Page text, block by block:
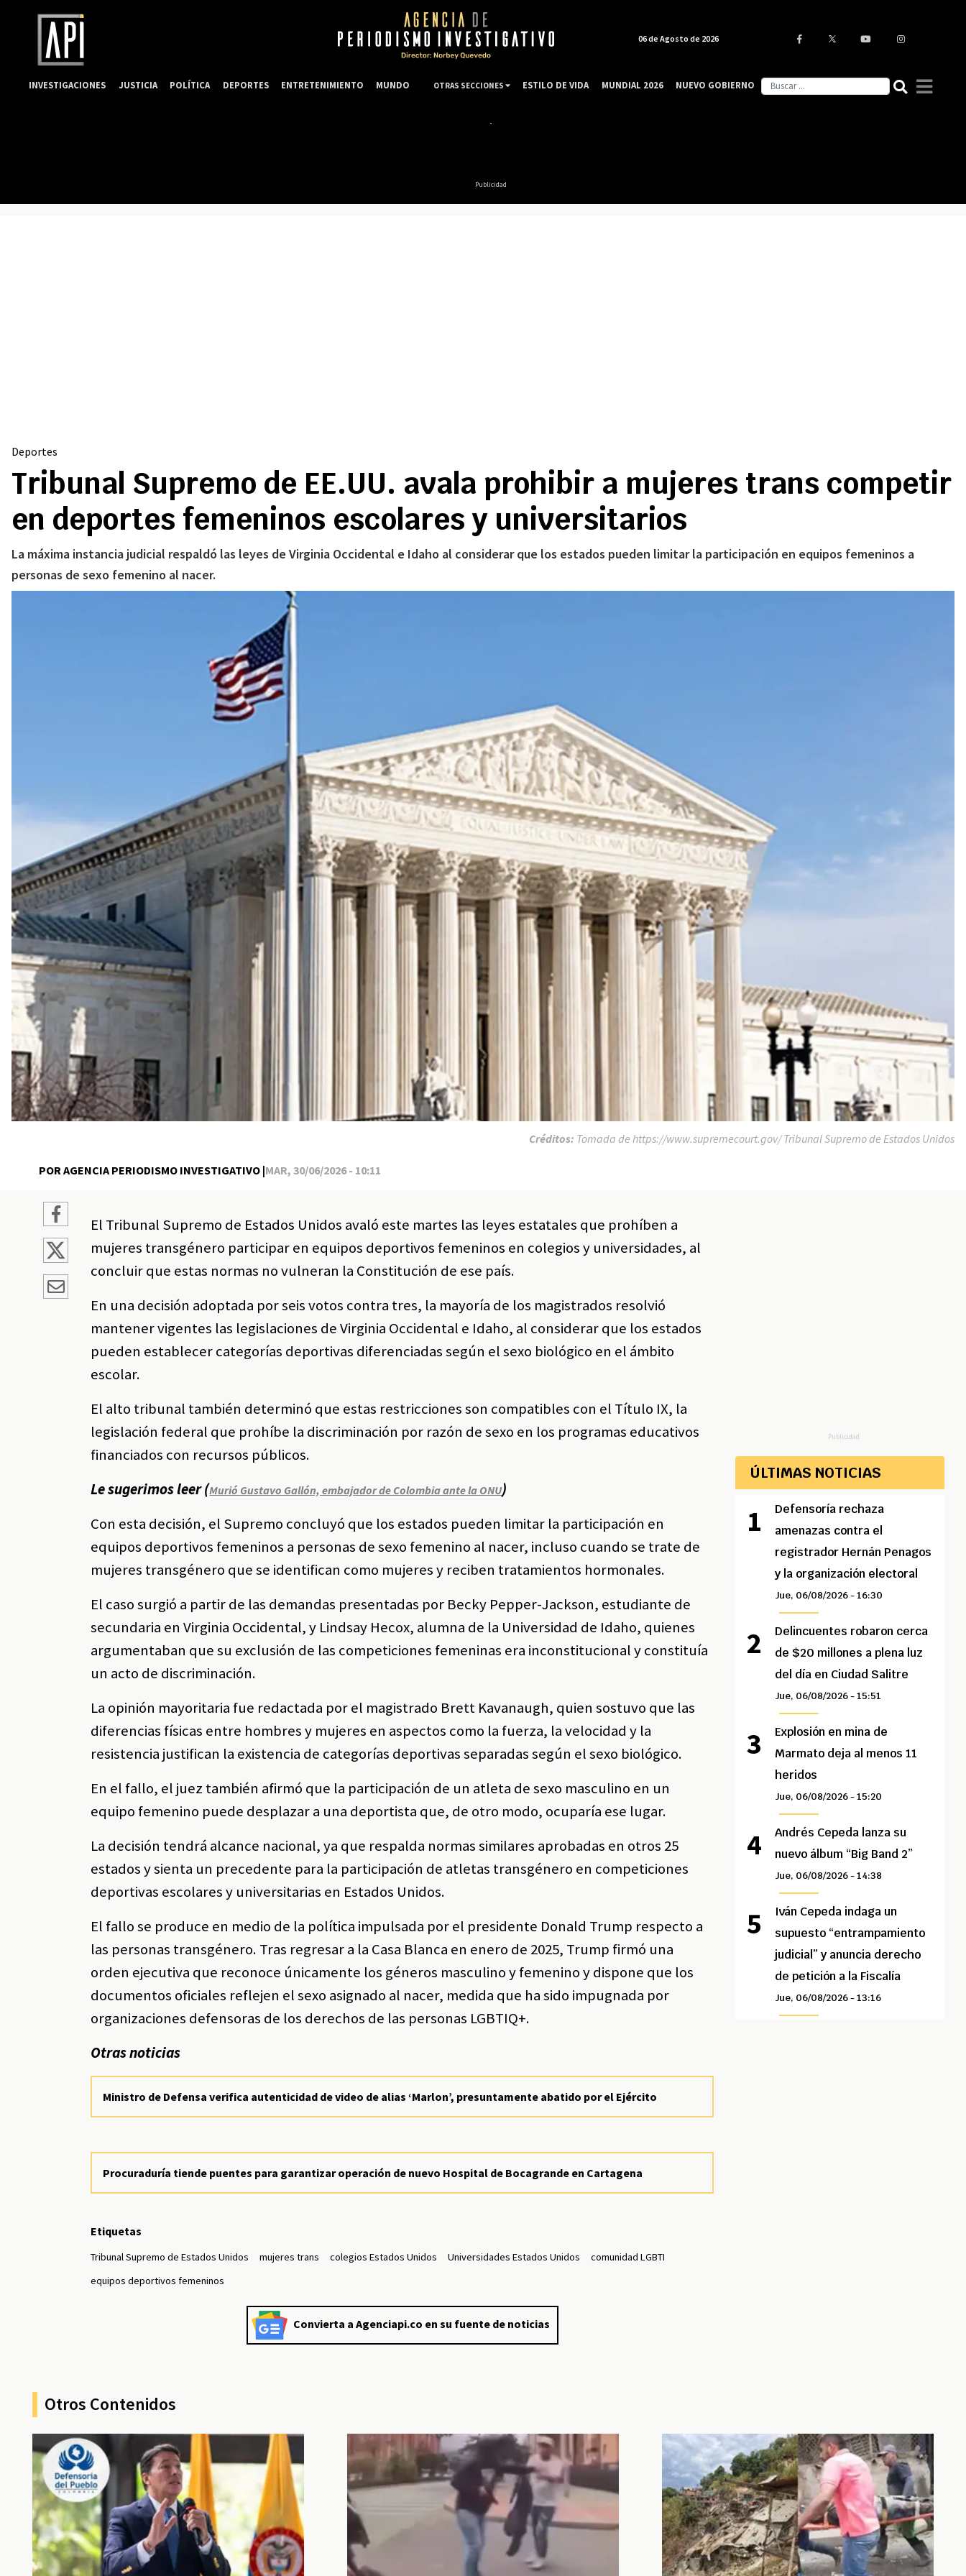
Publicidad
Deportes
Tribunal Supremo de EE.UU. avala prohibir a mujeres trans competir
en deportes femeninos escolares y universitarios
La máxima instancia judicial respaldó las leyes de Virginia Occidental e Idaho al considerar que los estados pueden limitar la participación en equipos femeninos a
personas de sexo femenino al nacer.
POR AGENCIA PERIODISMO INVESTIGATIVO |MAR, 30/06/2026 - 10:11
Créditos: Tomada de https://www.supremecourt.gov/ Tribunal Supremo de Estados Unidos
El Tribunal Supremo de Estados Unidos avaló este martes las leyes estatales que prohíben a
mujeres transgénero participar en equipos deportivos femeninos en colegios y universidades, al
concluir que estas normas no vulneran la Constitución de ese país.
En una decisión adoptada por seis votos contra tres, la mayoría de los magistrados resolvió
mantener vigentes las legislaciones de Virginia Occidental e Idaho, al considerar que los estados
pueden establecer categorías deportivas diferenciadas según el sexo biológico en el ámbito
escolar.
El alto tribunal también determinó que estas restricciones son compatibles con el Título IX, la
legislación federal que prohíbe la discriminación por razón de sexo en los programas educativos
financiados con recursos públicos.
Le sugerimos leer (Murió Gustavo Gallón, embajador de Colombia ante la ONU)
Con esta decisión, el Supremo concluyó que los estados pueden limitar la participación en
equipos deportivos femeninos a personas de sexo femenino al nacer, incluso cuando se trate de
mujeres transgénero que se identifican como mujeres y reciben tratamientos hormonales.
El caso surgió a partir de las demandas presentadas por Becky Pepper-Jackson, estudiante de
secundaria en Virginia Occidental, y Lindsay Hecox, alumna de la Universidad de Idaho, quienes
argumentaban que su exclusión de las competiciones femeninas era inconstitucional y constituía
un acto de discriminación.
La opinión mayoritaria fue redactada por el magistrado Brett Kavanaugh, quien sostuvo que las
diferencias físicas entre hombres y mujeres en aspectos como la fuerza, la velocidad y la
resistencia justifican la existencia de categorías deportivas separadas según el sexo biológico.
En el fallo, el juez también afirmó que la participación de un atleta de sexo masculino en un
equipo femenino puede desplazar a una deportista que, de otro modo, ocuparía ese lugar.
La decisión tendrá alcance nacional, ya que respalda normas similares aprobadas en otros 25
estados y sienta un precedente para la participación de atletas transgénero en competiciones
deportivas escolares y universitarias en Estados Unidos.
El fallo se produce en medio de la política impulsada por el presidente Donald Trump respecto a
las personas transgénero. Tras regresar a la Casa Blanca en enero de 2025, Trump firmó una
orden ejecutiva que reconoce únicamente los géneros masculino y femenino y dispone que los
documentos oficiales reflejen el sexo asignado al nacer, medida que ha sido impugnada por
organizaciones defensoras de los derechos de las personas LGBTIQ+.
Otras noticias
Ministro de Defensa verifica autenticidad de video de alias ‘Marlon’, presuntamente abatido por el Ejército
Procuraduría tiende puentes para garantizar operación de nuevo Hospital de Bocagrande en Cartagena
Etiquetas
Tribunal Supremo de Estados Unidos mujeres trans colegios Estados Unidos Universidades Estados Unidos
comunidad LGBTI
equipos deportivos femeninos
Convierta a Agenciapi.co en su fuente de noticias
Publicidad
ÚLTIMAS NOTICIAS
Defensoría rechaza
amenazas contra el
registrador Hernán Penagos
y la organización electoral
Jue, 06/08/2026 - 16:30
Delincuentes robaron cerca
de $20 millones a plena luz
del día en Ciudad Salitre
Jue, 06/08/2026 - 15:51
Explosión en mina de
Marmato deja al menos 11
heridos
Jue, 06/08/2026 - 15:20
Andrés Cepeda lanza su
nuevo álbum “Big Band 2”
Jue, 06/08/2026 - 14:38
Iván Cepeda indaga un
supuesto “entrampamiento
judicial” y anuncia derecho
de petición a la Fiscalía
Jue, 06/08/2026 - 13:16
Otros Contenidos
06 de Agosto de 2026
INVESTIGACIONES JUSTICIA POLÍTICA DEPORTES ENTRETENIMIENTO MUNDO OTRAS SECCIONES ESTILO DE VIDA MUNDIAL 2026 NUEVO GOBIERNO